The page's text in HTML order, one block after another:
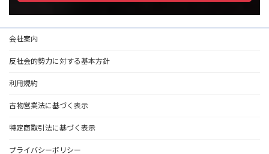
会社案内
反社会的勢力に対する基本方針
利用規約
古物営業法に基づく表示
特定商取引法に基づく表示
プライバシーポリシー